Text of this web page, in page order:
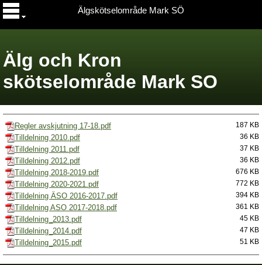
Älg och Kron
skötselområde Mark SO
Älgskötselområde Mark SÖ
Regler avskjutning 17-18.pdf 187 KB
Tilldelning 2010.pdf 36 KB
Tilldelning 2011.pdf 37 KB
Tilldelning 2012.pdf 36 KB
Tilldelning 2018-2019.pdf 676 KB
Tilldelning 2020-2021.pdf 772 KB
Tilldelning ÄSO 2016-2017.pdf 394 KB
Tilldelning ASO 2017-2018.pdf 361 KB
Tilldelning_2013.pdf 45 KB
Tilldelning_2014.pdf 47 KB
Tilldelning_2015.pdf 51 KB